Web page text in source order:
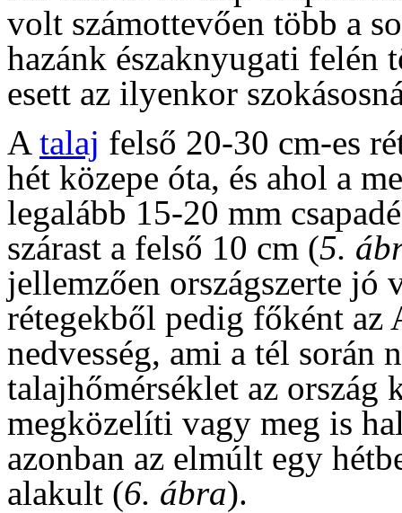
volt számottevően több a
hazánk északnyugati felén
esett az ilyenkor
A talaj felső 20-30 cm-es
hét közepe óta, és ahol a
legalább 15-20 mm
szárast a felső 10 cm (5.
jellemzően országszerte jó
rétegekből pedig főként
nedvesség, ami a tél
talajhőmérséklet az ország
megközelíti vagy meg is
azonban az elmúlt egy
alakult (6. ábra).